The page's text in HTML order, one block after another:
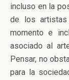
incluso en la
de los artistas
momento e
asociado al
Pensar, no
para la